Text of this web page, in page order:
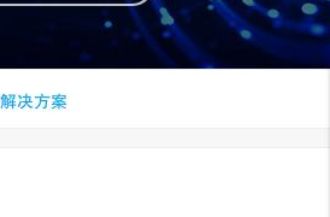
解决方案